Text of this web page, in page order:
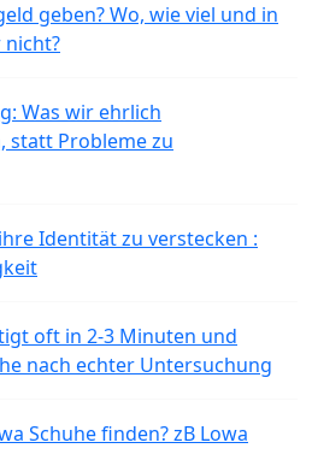
geben? Wo, wie viel und in
Was wir ehrlich
statt Probleme zu
Identität zu verstecken :
oft in 2-3 Minuten und
nach echter Untersuchung
Schuhe finden? zB Lowa